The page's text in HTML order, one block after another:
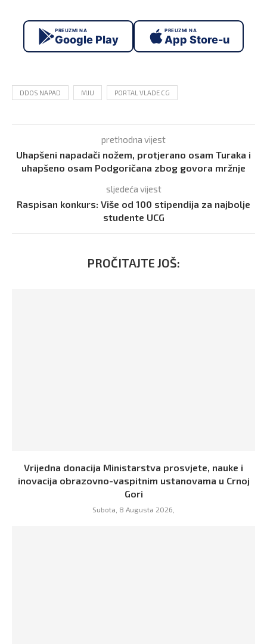
PREUZMI NA
Google Play
PREUZMI NA
App Store-u
DDOS NAPAD MJU PORTAL VLADE CG
prethodna vijest
Uhapšeni napadači nožem, protjerano osam Turaka i
uhapšeno osam Podgoričana zbog govora mržnje
sljedeća vijest
Raspisan konkurs: Više od 100 stipendija za najbolje
studente UCG
PROČITAJTE JOŠ:
Vrijedna donacija Ministarstva prosvjete, nauke i
inovacija obrazovno-vaspitnim ustanovama u Crnoj
Gori
Subota, 8 Augusta 2026,